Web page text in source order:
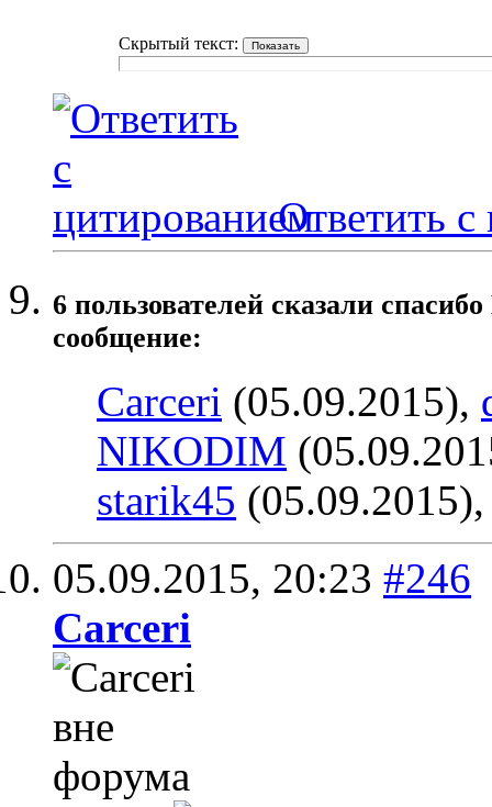
Скрытый текст:
Ответить с
6 пользователей сказали
сообщение:
Carceri (05.09.2015),
NIKODIM
starik45
05.09.2015, 20:23 #246
Carceri